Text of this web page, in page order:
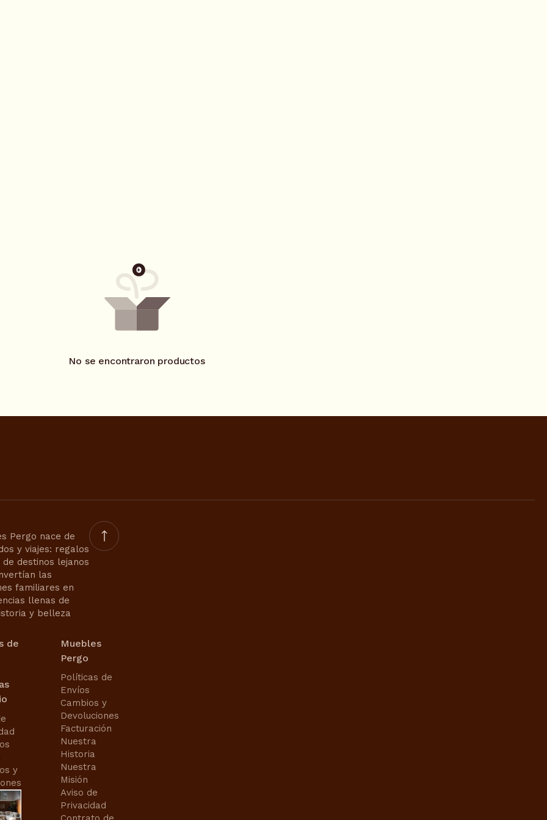
No se encontraron productos
Pergo nace de
y viajes: regalos
destinos lejanos
las
familiares en
llenas de
y belleza
de
y
Muebles
Pergo
Políticas de
Envíos
Cambios y
Devoluciones
Facturación
Nuestra
Historia
Nuestra
Misión
Aviso de
Privacidad